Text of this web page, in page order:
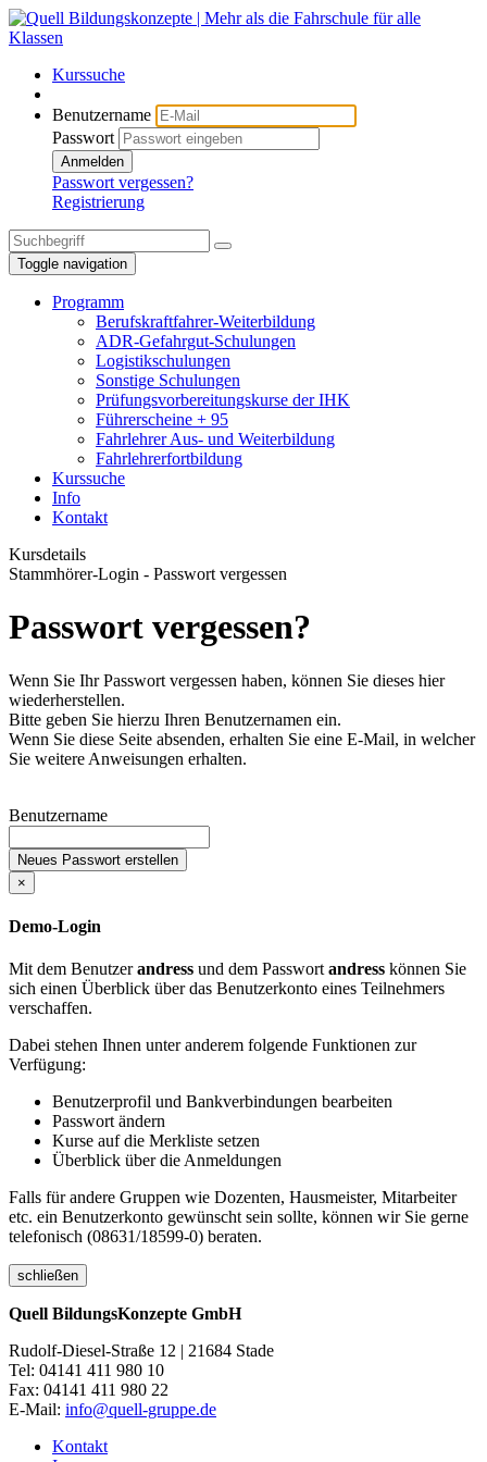
Kurssuche
Benutzername
Passwort
Anmelden
Passwort vergessen?
Registrierung
Toggle navigation
Programm
Berufskraftfahrer-Weiterbildung
ADR-Gefahrgut-Schulungen
Logistikschulungen
Sonstige Schulungen
Prüfungsvorbereitungskurse der IHK
Führerscheine + 95
Fahrlehrer Aus- und Weiterbildung
Fahrlehrerfortbildung
Kurssuche
Info
Kontakt
Kursdetails
Stammhörer-Login - Passwort vergessen
Passwort vergessen?
Wenn Sie Ihr Passwort vergessen haben, können Sie dieses hier
wiederherstellen.
Bitte geben Sie hierzu Ihren Benutzernamen ein.
Wenn Sie diese Seite absenden, erhalten Sie eine E-Mail, in welcher
Sie weitere Anweisungen erhalten.
Benutzername
Neues Passwort erstellen
×
Demo-Login
Mit dem Benutzerandress und dem Passwortandress können Sie
sich einen Überblick über das Benutzerkonto eines Teilnehmers
verschaffen.
Dabei stehen Ihnen unter anderem folgende Funktionen zur
Verfügung:
Benutzerprofil und Bankverbindungen bearbeiten
Passwort ändern
Kurse auf die Merkliste setzen
Überblick über die Anmeldungen
Falls für andere Gruppen wie Dozenten, Hausmeister, Mitarbeiter
etc. ein Benutzerkonto gewünscht sein sollte, können wir Sie gerne
telefonisch (08631/18599-0) beraten.
schließen
Quell BildungsKonzepte GmbH
Rudolf-Diesel-Straße 12 | 21684 Stade
Tel: 04141 411 980 10
Fax: 04141 411 980 22
E-Mail: info@quell-gruppe.de
Kontakt